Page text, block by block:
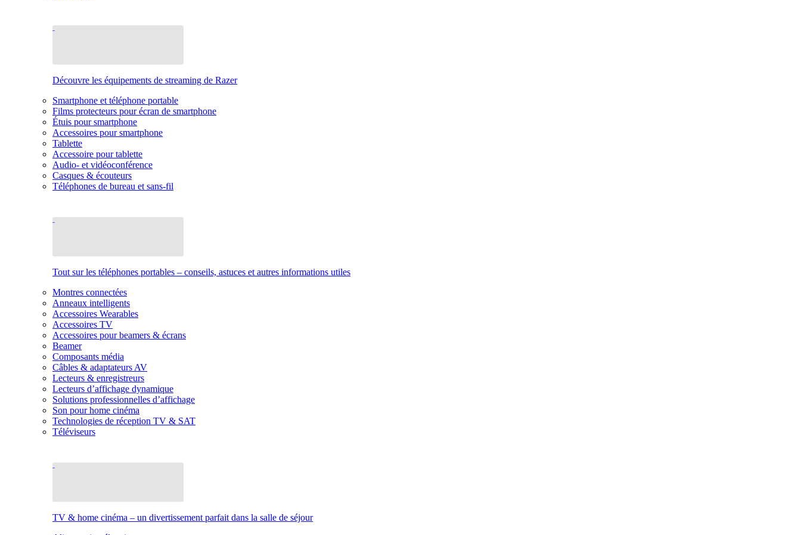
Découvre les équipements de streaming de Razer
Smartphone et téléphone portable
Films protecteurs pour écran de smartphone
Étuis pour smartphone
Accessoires pour smartphone
Tablette
Accessoire pour tablette
Audio- et vidéoconférence
Casques & écouteurs
Téléphones de bureau et sans-fil
Tout sur les téléphones portables – conseils, astuces et autres informations utiles
Montres connectées
Anneaux intelligents
Accessoires Wearables
Accessoires TV
Accessoires pour beamers & écrans
Beamer
Composants média
Câbles & adaptateurs AV
Lecteurs & enregistreurs
Lecteurs d’affichage dynamique
Solutions professionnelles d’affichage
Son pour home cinéma
Technologies de réception TV & SAT
Téléviseurs
TV & home cinéma – un divertissement parfait dans la salle de séjour